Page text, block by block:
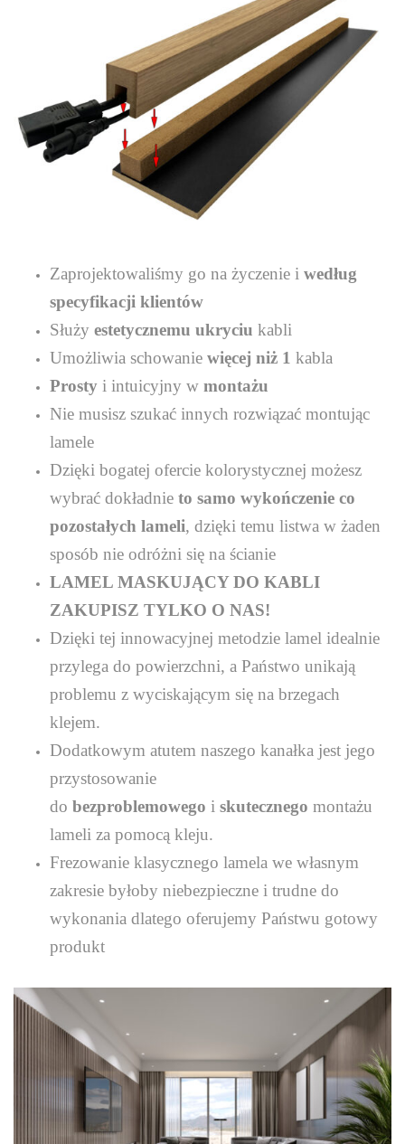
Zaprojektowaliśmy go na życzenie i według
specyfikacji klientów
Służy estetycznemu ukryciu kabli
Umożliwia schowanie więcej niż 1 kabla
Prosty i intuicyjny w montażu
Nie musisz szukać innych rozwiązać montując
lamele
Dzięki bogatej ofercie kolorystycznej możesz
wybrać dokładnie to samo wykończenie co
pozostałych lameli, dzięki temu listwa w żaden
sposób nie odróżni się na ścianie
LAMEL MASKUJĄCY DO KABLI
ZAKUPISZ TYLKO O NAS!
Dzięki tej innowacyjnej metodzie lamel idealnie
przylega do powierzchni, a Państwo unikają
problemu z wyciskającym się na brzegach
klejem.
Dodatkowym atutem naszego kanałka jest jego
przystosowanie
do bezproblemowego i skutecznego montażu
lameli za pomocą kleju.
Frezowanie klasycznego lamela we własnym
zakresie byłoby niebezpieczne i trudne do
wykonania dlatego oferujemy Państwu gotowy
produkt